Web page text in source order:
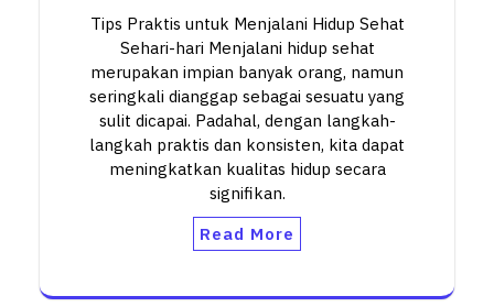
Tips Praktis untuk Menjalani Hidup Sehat
Sehari-hari Menjalani hidup sehat
merupakan impian banyak orang, namun
seringkali dianggap sebagai sesuatu yang
sulit dicapai. Padahal, dengan langkah-
langkah praktis dan konsisten, kita dapat
meningkatkan kualitas hidup secara
signifikan.
Read More